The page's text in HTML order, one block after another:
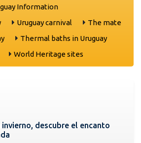
Information
Uruguay carnival
The mate
Thermal baths in Uruguay
World Heritage sites
descubre el encanto